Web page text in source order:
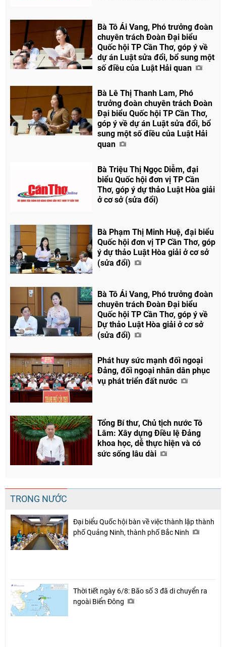
Bà Tô Ái Vang, Phó trưởng đoàn
chuyên trách Đoàn Đại biểu
Quốc hội TP Cần Thơ, góp ý về
dự án Luật sửa đổi, bổ sung một
số điều của Luật Hải quan
Bà Lê Thị Thanh Lam, Phó
trưởng đoàn chuyên trách Đoàn
Đại biểu Quốc hội TP Cần Thơ,
góp ý về dự án Luật sửa đổi, bổ
sung một số điều của Luật Hải
quan
Bà Triệu Thị Ngọc Diễm, đại
biểu Quốc hội đơn vị TP Cần
Thơ, góp ý dự thảo Luật Hòa giải
ở cơ sở (sửa đổi)
Bà Phạm Thị Minh Huệ, đại biểu
Quốc hội đơn vị TP Cần Thơ, góp
ý dự thảo Luật Hòa giải ở cơ sở
(sửa đổi)
Bà Tô Ái Vang, Phó trưởng đoàn
chuyên trách Đoàn Đại biểu
Quốc hội TP Cần Thơ, góp ý về
Dự thảo Luật Hòa giải ở cơ sở
(sửa đổi)
Phát huy sức mạnh đối ngoại
Đảng, đối ngoại nhân dân phục
vụ phát triển đất nước
Tổng Bí thư, Chủ tịch nước Tô
Lâm: Xây dựng Điều lệ Đảng
khoa học, dễ thực hiện và có
sức sống lâu dài
TRONG NƯỚC
Đại biểu Quốc hội bàn về việc thành lập thành
phố Quảng Ninh, thành phố Bắc Ninh
Thời tiết ngày 6/8: Bão số 3 đã di chuyển ra
ngoài Biển Đông